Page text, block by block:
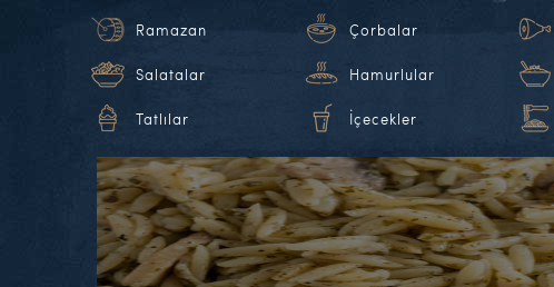
Ramazan Çorbalar
Salatalar Hamurlular
Tatlılar İçecekler